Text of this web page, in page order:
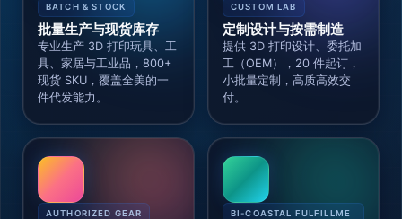
BATCH & STOCK
批量生产与现货库存
专业生产 3D 打印玩具、工
具、家居与工业品，800+
现货 SKU，覆盖全美的一
件代发能力。
CUSTOM LAB
定制设计与按需制造
提供 3D 打印设计、委托加
工（OEM），20 件起订，
小批量定制，高质高效交
付。
AUTHORIZED GEAR
BI-COASTAL FULFILLME